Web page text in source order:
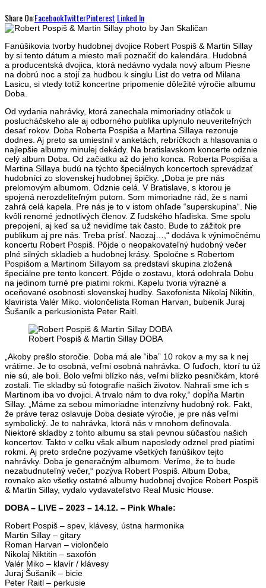
Share On:FacebookTwitterPinterest Linked In
Fanúšikovia tvorby hudobnej dvojice Robert Pospiš & Martin Sillay
by si tento dátum a miesto mali poznačiť do kalendára. Hudobná
a producentská dvojica, ktorá nedávno vydala nový album Piesne
na dobrú noc a stojí za hudbou k singlu List do vetra od Milana
Lasicu, si vtedy totiž koncertne pripomenie dôležité výročie albumu
Doba.
Od vydania nahrávky, ktorá zanechala mimoriadny otlačok u
poslucháčskeho ale aj odborného publika uplynulo neuveriteľných
desať rokov. Doba Roberta Pospiša a Martina Sillaya rezonuje
dodnes. Aj preto sa umiestnil v anketách, rebríčkoch a hlasovania o
najlepšie albumy minulej dekády. Na bratislavskom koncerte odznie
celý album Doba. Od začiatku až do jeho konca. Roberta Pospiša a
Martina Sillaya budú na týchto špeciálnych koncertoch sprevádzať
hudobníci zo slovenskej hudobnej špičky. „Doba je pre nás
prelomovým albumom. Odznie celá. V Bratislave, s ktorou je
spojená nerozdeliteľným putom. Som mimoriadne rád, že s nami
zahrá celá kapela. Pre nás je to v istom ohľade “superskupina“. Nie
kvôli renomé jednotlivých členov. Z ľudského hľadiska. Sme spolu
prepojení, aj keď sa už nevidíme tak často. Bude to zážitok pre
publikum aj pre nás. Treba prísť. Naozaj…,“ dodáva k výnimočnému
koncertu Robert Pospiš. Pôjde o neopakovateľný hudobný večer
plné silných skladieb a hudobnej krásy. Spoločne s Robertom
Pospišom a Martinom Sillayom sa predstaví skupina zložená
špeciálne pre tento koncert. Pôjde o zostavu, ktorá odohrala Dobu
na jedinom turné pre piatimi rokmi. Kapelu tvoria výrazné a
oceňované osobnosti slovenskej hudby. Saxofonista Nikolaj Nikitin,
klavirista Valér Miko. violončelista Roman Harvan, bubeník Juraj
Šušaník a perkusionista Peter Raitl.
Robert Pospiš & Martin Sillay DOBA
„Akoby prešlo storočie. Doba má ale “iba” 10 rokov a my sa k nej
vrátime. Je to osobná, veľmi osobná nahrávka. O ľuďoch, ktorí tu úž
nie sú, ale boli. Bolo veľmi blízko nás, veľmi blízko pesničkám, ktoré
zostali. Tie skladby sú fotografie našich životov. Nahrali sme ich s
Martinom iba vo dvojici. A trvalo nám to dva roky,“ dopĺňa Martin
Sillay. „Máme za sebou mimoriadne intenzívny hudobný rok. Fakt,
že práve teraz oslavuje Doba desiate výročie, je pre nás veľmi
symbolický. Je to nahrávka, ktorá nás v mnohom definovala.
Niektoré skladby z tohto albumu sa stali pevnou súčasťou našich
koncertov. Takto v celku však album naposledy odznel pred piatimi
rokmi. Aj preto srdečne pozývame všetkých fanúšikov tejto
nahrávky. Doba je generačným albumom. Veríme, že to bude
nezabudnuteľný večer,“ pozýva Robert Pospiš. Album Doba,
rovnako ako všetky ostatné albumy hudobnej dvojice Robert Pospiš
& Martin Sillay, vydalo vydavateľstvo Real Music House.
DOBA – LIVE – 2023 – 14.12. – Pink Whale:
Robert Pospiš – spev, klávesy, ústna harmonika
Martin Sillay – gitary
Roman Harvan – violončelo
Nikolaj Niktitin – saxofón
Valér Miko – klavír / klávesy
Juraj Šušaník – bicie
Peter Raitl – perkusie